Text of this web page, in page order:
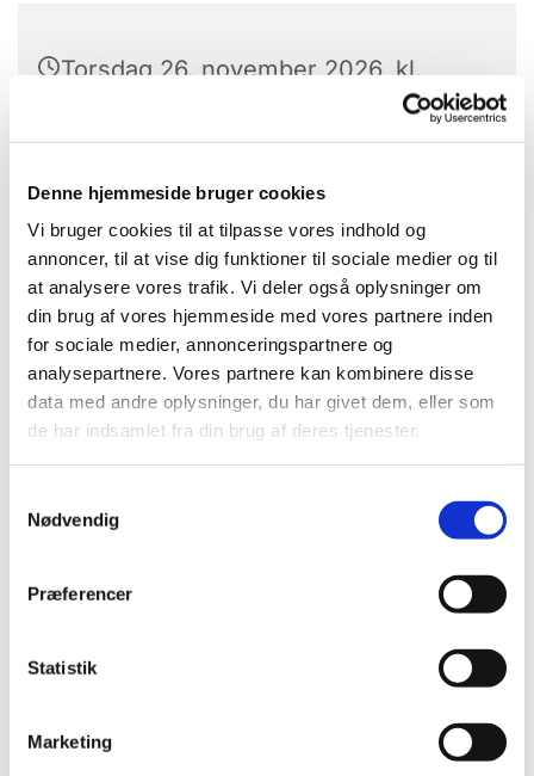
Denne hjemmeside bruger cookies
Vi bruger cookies til at tilpasse vores indhold og
annoncer, til at vise dig funktioner til sociale medier og til
at analysere vores trafik. Vi deler også oplysninger om
din brug af vores hjemmeside med vores partnere inden
for sociale medier, annonceringspartnere og
analysepartnere. Vores partnere kan kombinere disse
data med andre oplysninger, du har givet dem, eller som
de har indsamlet fra din brug af deres tjenester.
Nødvendig
Præferencer
Statistik
Marketing
Torsdag 26. november 2026, kl.
2200 København N
Et rum hvor sorgen kan få plads
Sjælesorgssang er et nærværende og sanseligt
rum for mennesker i sorg af alle slags. Det er en
stemningsfuld sakral stund med
gudstjenesteelementer som fællessang,
Gennem enkle ritualer med lystænding og samling
af blomster til sorgbuketter skabes en rolig rytme,
hvor man kan være til stede med sin sorg – alene
Ved Mille Bang og Janne Mark.
Efter arrangementet er der mulighed for uformel
samtale over kaffe og te i kirkerummet.